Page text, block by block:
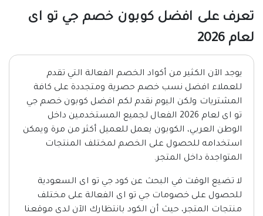
تعرف على افضل كوبون خصم جي تو اى
لعام 2026
يوجد الآن الكثير من أكواد الخصم الفعالة التي تقدم
للعملاء افضل نسب خصم حصرية ومتجددة على كافة
المشتريات ولكن اليوم نقدم لكم افضل كوبون خصم جي
تو اى لعام 2026 الفعال لجميع المستخدمين داخل
الوطن العربي، الكوبون يعمل للعميل أكثر من مرة ويمكن
استخدامه للحصول على الخصم لمختلف المنتجات
المتواجدة داخل المتجر.
لا تضيع الوقت في البحث عن كود جي تو اى السعودية
للحصول على خصومات جي تو اى الفعالة على مختلف
منتجات المتجر، حيث أن الكود بانتظارك الآن لدى موقعنا